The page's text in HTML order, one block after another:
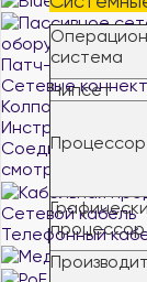
оборудование
Патч-корды
Сетевые
Колпачки для
Инструменты
Соединители
смотреть все
Сетевой кабель
Телефонный
система
Чипсет
процессор